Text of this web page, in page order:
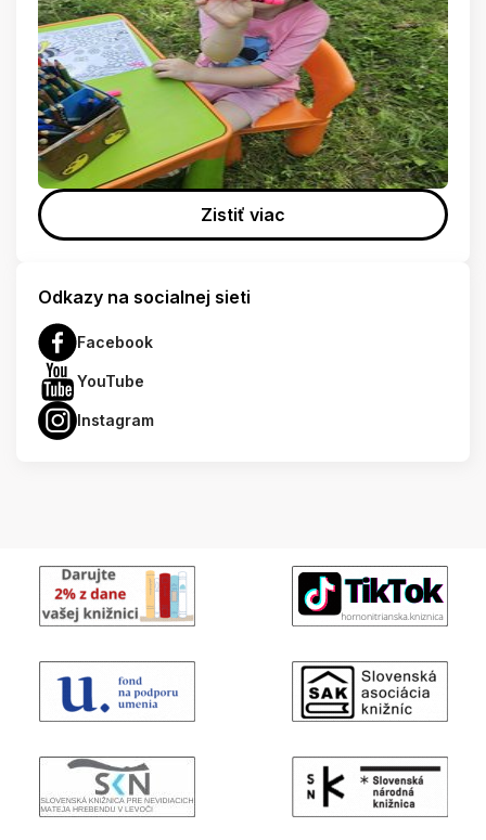
Zistiť viac
Odkazy na socialnej sieti
Facebook
YouTube
Instagram